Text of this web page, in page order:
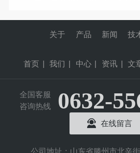
首页
关于
我们
产品
中心
新闻
资讯
技
文
全国客服
咨询热线
0632-
在线留言
公司地址：山东省滕州市北辛